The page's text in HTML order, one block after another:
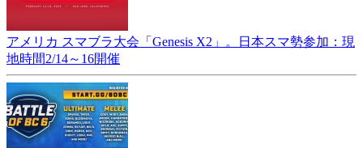
アメリカ スマブラ大会「Genesis X2」。日本スマ勢参加：現
地時間2/14～16開催